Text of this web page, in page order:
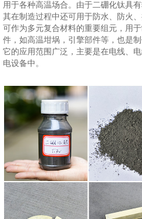
用于各种高温场合。由于二硼化钛具
其在制造过程中还可用于防水、防火
可作为多元复合材料的重要组元，用
件，如高温坩埚，引擎部件等，也是
它的应用范围广泛，主要是在电线、
电设备中。